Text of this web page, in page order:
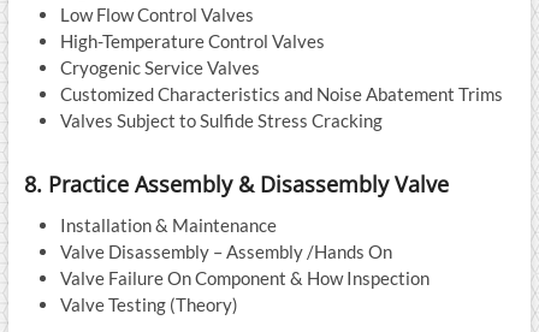
Low Flow Control Valves
High-Temperature Control Valves
Cryogenic Service Valves
Customized Characteristics and Noise Abatement Trims
Valves Subject to Sulfide Stress Cracking
8. Practice Assembly & Disassembly Valve
Installation & Maintenance
Valve Disassembly – Assembly /Hands On
Valve Failure On Component & How Inspection
Valve Testing (Theory)